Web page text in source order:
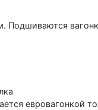
Подшиваются
евровагонкой